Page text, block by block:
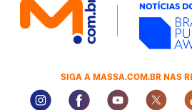
SIGA A MASSA.COM.BR NAS
Instagram Social Media
Facebook Social
Youtube